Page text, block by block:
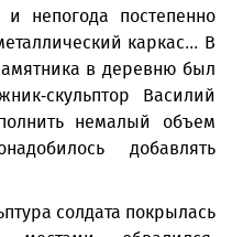
непогода постепенно
каркас... В
в деревню был
скульптор Василий
немалый объем
добавлять
солдата покрылась